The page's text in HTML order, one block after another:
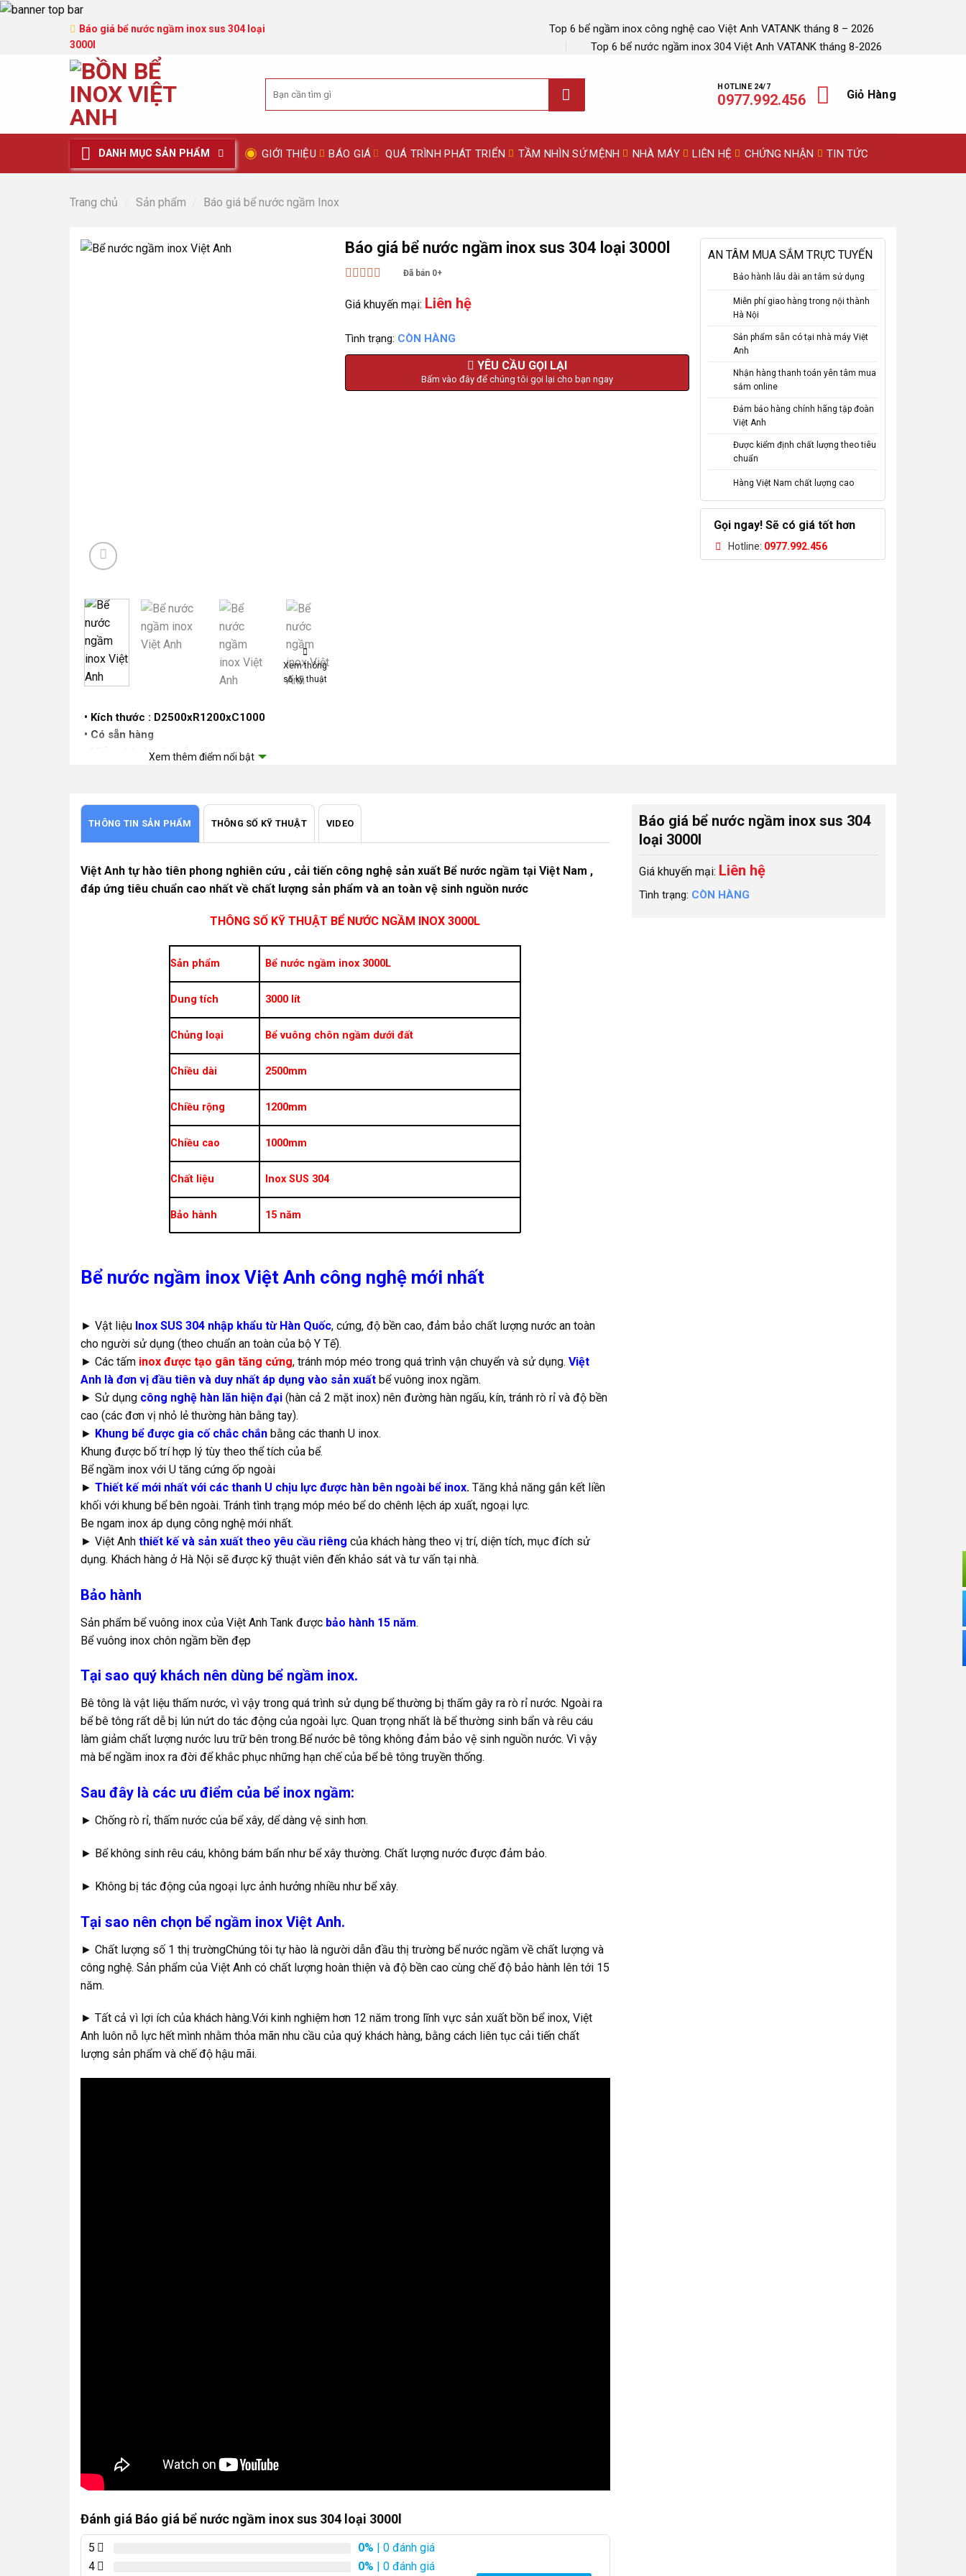
Báo giá bể nước ngầm inox sus 304 loại
3000l
Top 6 bể ngầm inox công nghệ cao Việt Anh VATANK tháng 8 – 2026
Top 6 bể nước ngầm inox 304 Việt Anh VATANK tháng 8-2026
kiếm:
HOTLINE 24/7
0977.992.456 Giỏ Hàng
DANH MỤC SẢN PHẨM GIỚI THIỆU BÁO GIÁ QUÁ TRÌNH PHÁT TRIỂN TẦM NHÌN SỨ MỆNH NHÀ MÁY LIÊN HỆ CHỨNG NHẬN TIN TỨC
Trang chủ Sản phẩm Báo giá bể nước ngầm Inox
Xem thông
số kỹ thuật
• Kích thước : D2500xR1200xC1000
• Có sẵn hàng
• Miễn phí vận chuyển nội thành.
Tiết kiệm :22%
Đơn giá trên chưa bao gồm thuế VAT.
Đơn giá trên đã bao gồm phí vận chuyển trong nội
Sản phẩm bảo hành 15 năm.
Thời gian giao hàng : có thể giao ngay
Kích thước trên là kích thước phủ bì của bể INOX,
rộng tăng lên 5 – 7cm, chiều cao bể xây tăng lên 3 –
Xem thêm điểm nổi bật
Báo giá bể nước ngầm inox sus 304 loại 3000l
hạng55 sao
Đã bán 0+
Giá khuyến mại: Liên hệ
Tình trạng: CÒN HÀNG
YÊU CẦU GỌI LẠI
Bấm vào đây để chúng tôi gọi lại cho bạn ngay
AN TÂM MUA SẮM TRỰC TUYẾN
Bảo hành lâu dài an tâm sử dụng
Miễn phí giao hàng trong nội thành
Hà Nội
Sản phẩm sẵn có tại nhà máy Việt
Anh
Nhận hàng thanh toán yên tâm mua
sắm online
Đảm bảo hàng chính hãng tập đoàn
Việt Anh
Được kiểm định chất lượng theo tiêu
chuẩn
Hàng Việt Nam chất lượng cao
Gọi ngay! Sẽ có giá tốt hơn
Hotline: 0977.992.456
THÔNG TIN SẢN PHẨM THÔNG SỐ KỸ THUẬT VIDEO
Việt Anh tự hào tiên phong nghiên cứu , cải tiến công nghệ sản xuất Bể nước ngầm tại Việt Nam ,
đáp ứng tiêu chuẩn cao nhất về chất lượng sản phẩm và an toàn vệ sinh nguồn nước
THÔNG SỐ KỸ THUẬT BỂ NƯỚC NGẦM INOX 3000L
Sản phẩm Bể nước ngầm inox 3000L
Dung tích 3000 lít
Chủng loại Bể vuông chôn ngầm dưới đất
Chiều dài 2500mm
Chiều rộng 1200mm
Chiều cao 1000mm
Chất liệu Inox SUS 304
Bảo hành 15 năm
Bể nước ngầm inox Việt Anh công nghệ mới nhất
► Vật liệu Inox SUS 304 nhập khẩu từ Hàn Quốc, cứng, độ bền cao, đảm bảo chất lượng nước an toàn
cho người sử dụng (theo chuẩn an toàn của bộ Y Tế).
► Các tấm inox được tạo gân tăng cứng, tránh móp méo trong quá trình vận chuyển và sử dụng. Việt
Anh là đơn vị đầu tiên và duy nhất áp dụng vào sản xuất bể vuông inox ngầm.
► Sử dụng công nghệ hàn lăn hiện đại (hàn cả 2 mặt inox) nên đường hàn ngấu, kín, tránh rò rỉ và độ bền
cao (các đơn vị nhỏ lẻ thường hàn bằng tay).
► Khung bể được gia cố chắc chắn bằng các thanh U inox.
Khung được bố trí hợp lý tùy theo thể tích của bể.
Bể ngầm inox với U tăng cứng ốp ngoài
► Thiết kế mới nhất với các thanh U chịu lực được hàn bên ngoài bể inox. Tăng khả năng gắn kết liền
khối với khung bể bên ngoài. Tránh tình trạng móp méo bể do chênh lệch áp xuất, ngoại lực.
Be ngam inox áp dụng công nghệ mới nhất.
► Việt Anh thiết kế và sản xuất theo yêu cầu riêng của khách hàng theo vị trí, diện tích, mục đích sử
dụng. Khách hàng ở Hà Nội sẽ được kỹ thuật viên đến khảo sát và tư vấn tại nhà.
Bảo hành
Sản phẩm bể vuông inox của Việt Anh Tank được bảo hành 15 năm.
Bể vuông inox chôn ngầm bền đẹp
Tại sao quý khách nên dùng bể ngầm inox.
Bê tông là vật liệu thấm nước, vì vậy trong quá trình sử dụng bể thường bị thấm gây ra rò rỉ nước. Ngoài ra
bể bê tông rất dễ bị lún nứt do tác động của ngoài lực. Quan trọng nhất là bể thường sinh bẩn và rêu cáu
làm giảm chất lượng nước lưu trữ bên trong.Bể nước bê tông không đảm bảo vệ sinh nguồn nước. Vì vậy
mà bể ngầm inox ra đời để khắc phục những hạn chế của bể bê tông truyền thống.
Sau đây là các ưu điểm của bể inox ngầm:
► Chống rò rỉ, thấm nước của bể xây, dể dàng vệ sinh hơn.
► Bể không sinh rêu cáu, không bám bẩn như bể xây thường. Chất lượng nước được đảm bảo.
► Không bị tác động của ngoại lực ảnh hưởng nhiều như bể xây.
Tại sao nên chọn bể ngầm inox Việt Anh.
► Chất lượng số 1 thị trườngChúng tôi tự hào là người dẫn đầu thị trường bể nước ngầm về chất lượng và
công nghệ. Sản phẩm của Việt Anh có chất lượng hoàn thiện và độ bền cao cùng chế độ bảo hành lên tới 15
năm.
► Tất cả vì lợi ích của khách hàng.Với kinh nghiệm hơn 12 năm trong lĩnh vực sản xuất bồn bể inox, Việt
Anh luôn nỗ lực hết mình nhằm thỏa mãn nhu cầu của quý khách hàng, bằng cách liên tục cải tiến chất
lượng sản phẩm và chế độ hậu mãi.
Đánh giá Báo giá bể nước ngầm inox sus 304 loại 3000l
5 0% | 0 đánh giá
4
0% | 0 đánh giá
Báo giá bể nước ngầm inox sus 304
loại 3000l
Giá khuyến mại: Liên hệ
Tình trạng: CÒN HÀNG